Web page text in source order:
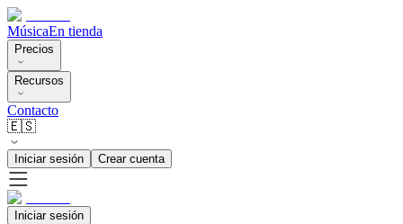
MúsicaEn tienda
Precios
Recursos
Contacto
🇪🇸
Iniciar sesión Crear cuenta
Iniciar sesión